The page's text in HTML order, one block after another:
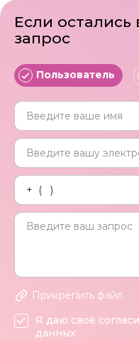
Если остались
запрос
Пользователь
Прикрепить файл
Я даю своё
данных